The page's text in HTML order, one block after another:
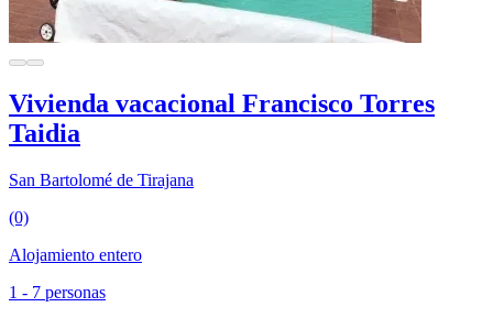
Vivienda vacacional Francisco Torres
Taidia
San Bartolomé de Tirajana
(0)
Alojamiento entero
1 - 7 personas